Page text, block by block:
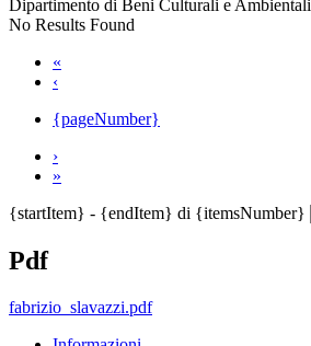
Dipartimento di Beni Culturali e Ambientali
No Results Found
«
‹
{pageNumber}
›
»
{startItem} - {endItem} di {itemsNumber}
Pdf
fabrizio_slavazzi.pdf